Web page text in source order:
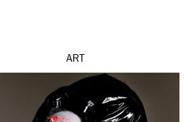
ART